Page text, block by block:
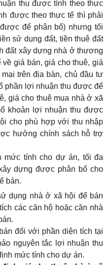
thu được tính theo thực
được theo thực tế thì phải
để phân bổ) nhưng tối
sử dụng đất, tiền thuê đất
đất xây dựng nhà ở thương
giá bán, giá cho thuê, giá
trên địa bàn, chủ đầu tư
phần lợi nhuận thu được để
giá cho thuê mua nhà ở xã
khoản lợi nhuận thu được
cho phù hợp với thu nhập
hưởng chính sách hỗ trợ
mức tính cho dự án, tối đa
dựng được phân bổ cho
bán.
dụng nhà ở xã hội để bán
các căn hộ hoặc căn nhà
đối với phần diện tích tại
nguyên tắc lợi nhuận thu
mức tính cho dự án.